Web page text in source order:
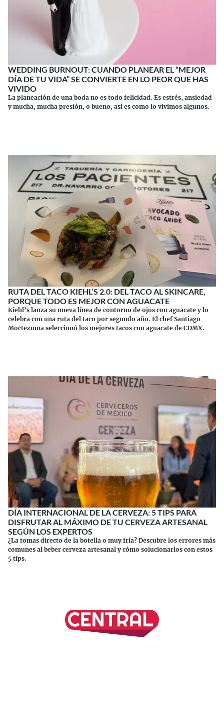
WEDDING BURNOUT: CUANDO PLANEAR EL “MEJOR
DÍA DE TU VIDA” SE CONVIERTE EN LO PEOR QUE HAS
VIVIDO
La planeación de una boda no es todo felicidad. Es estrés, ansiedad
y mucha, mucha presión, o bueno, así es como lo vivimos algunos.
RUTA DEL TACO KIEHL’S 2.0: DEL TACO AL SKINCARE,
PORQUE TODO ES MEJOR CON AGUACATE
Kiehl’s lanza su nueva línea de contorno de ojos con aguacate y lo
celebra con una ruta del taco por segundo año. El chef Santiago
Moctezuma seleccionó los mejores tacos con aguacate de CDMX.
DÍA INTERNACIONAL DE LA CERVEZA: 5 TIPS PARA
DISFRUTAR AL MÁXIMO DE TU CERVEZA ARTESANAL
SEGÚN LOS EXPERTOS
¿La tomas directo de la botella o muy fría? Descubre los errores más
comunes al beber cerveza artesanal y cómo solucionarlos con estos
5 tips.